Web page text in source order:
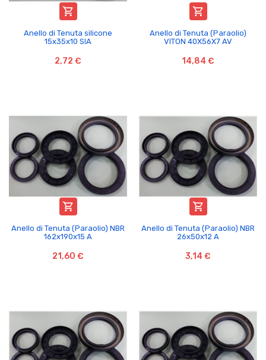

Anello di Tenuta silicone
15x35x10 SIA
2,72 €

Anello di Tenuta (Paraolio)
VITON 40X56X7 AV
14,84 €

Anello di Tenuta (Paraolio) NBR
162x190x15 A
21,60 €

Anello di Tenuta (Paraolio) NBR
26x50x12 A
3,14 €